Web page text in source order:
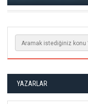
YAZARLAR